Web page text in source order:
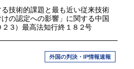
る技術的課題と最も近い従来技術
の認定への影響」に関する中国
２３ ）最高法知行終 １８２号
外国の判決・IP情報速報